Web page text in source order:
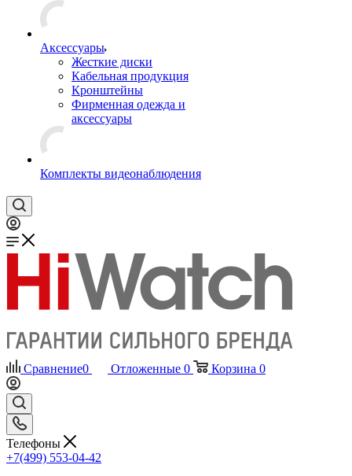
Аксессуары
Жесткие диски
Кабельная продукция
Кронштейны
Фирменная одежда и
аксессуары
Комплекты видеонаблюдения
Сравнение0 Отложенные 0 Корзина 0
Телефоны
+7(499) 553-04-42